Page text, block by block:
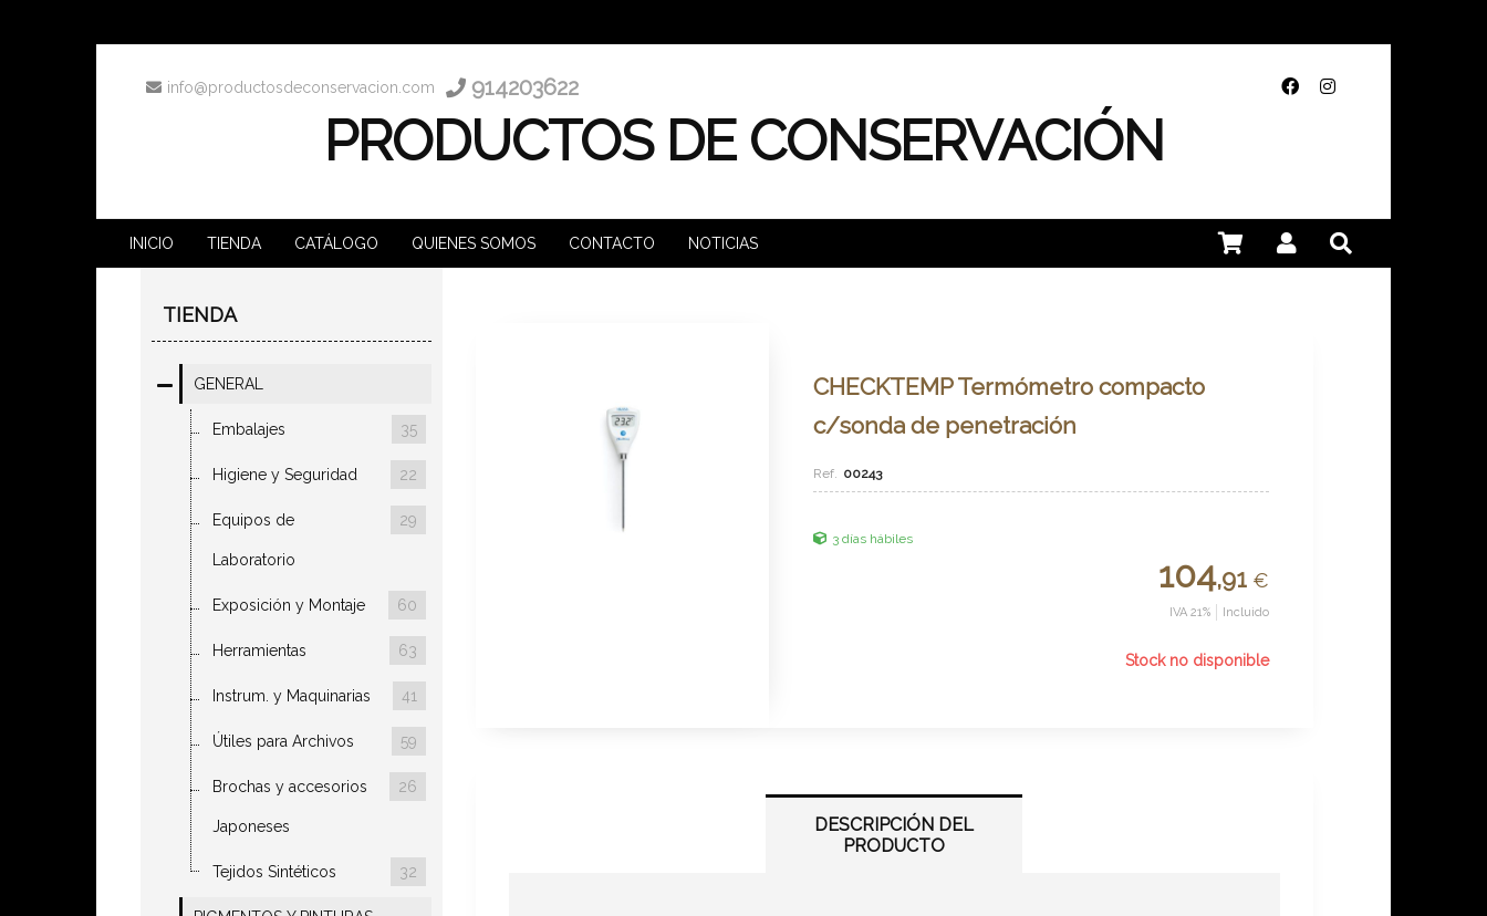
PRODUCTOS DE CONSERVACIÓN
info@productosdeconservacion.com 914203622
INICIO TIENDA CATÁLOGO QUIENES SOMOS CONTACTO NOTICIAS
TIENDA
GENERAL
Embalajes 35
Higiene y Seguridad 22
Equipos de
Laboratorio
29
Exposición y Montaje 60
Herramientas 63
Instrum. y Maquinarias 41
Útiles para Archivos 59
Brochas y accesorios
Japoneses
26
Tejidos Sintéticos 32
CHECKTEMP Termómetro compacto
c/sonda de penetración
00243
3 días hábiles
104,91 €
IVA 21% Incluido
Stock no disponible
DESCRIPCIÓN DEL
PRODUCTO